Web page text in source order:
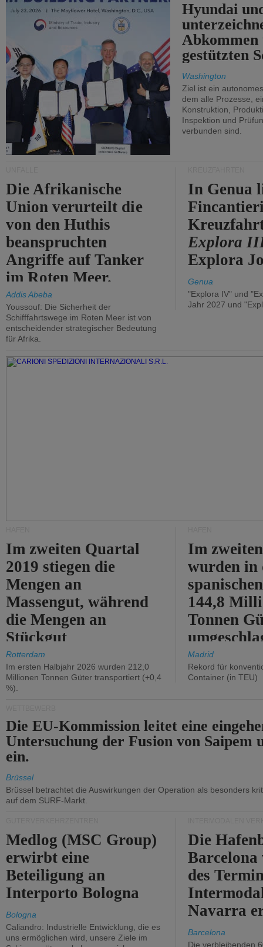
Hyundai
gestützten
Washington
Ziel ist ein
dem alle Prozesse,
Konstruktion,
Inspektion und
verbunden sind.
Die Afrikanische
Union verurteilt die
von den Huthis
beanspruchten
Angriffe auf Tanker
im Roten Meer.
Addis Abeba
Youssouf: Die Sicherheit der
Schifffahrtswege im Roten Meer ist von
entscheidender strategischer Bedeutung
für Afrika.
In Genua
Explora
Explora
Genua
"Explora IV" und
Jahr 2027 und
Im zweiten Quartal
2019 stiegen die
Mengen an
Massengut, während
die Mengen an
Stückgut
zurückgingen.
Rotterdam
Im ersten Halbjahr 2026 wurden 212,0
Millionen Tonnen Güter transportiert (+0,4
%).
Im
wurden in
144,8
Tonnen
%).
Madrid
Rekord für
Container (in TEU)
Die EU-Kommission leitet eine
Untersuchung der Fusion von Saipem
ein.
Brüssel
Brüssel betrachtet die Auswirkungen der Operation als besonders
auf dem SURF-Markt.
Medlog (MSC Group)
erwirbt eine
Beteiligung an
Interporto Bologna
Bologna
Caliandro: Industrielle Entwicklung, die es
uns ermöglichen wird, unsere Ziele im
Die
des
Navarra
Barcelona
Die verbleibenden